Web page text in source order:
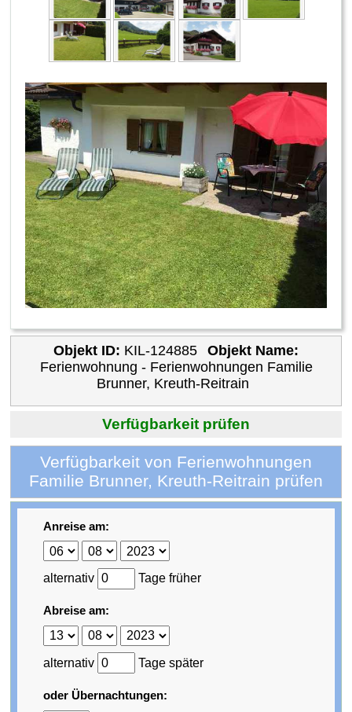
Objekt ID: KIL-124885
Objekt Name:
Ferienwohnung - Ferienwohnungen Familie
Brunner, Kreuth-Reitrain
Verfügbarkeit prüfen
Verfügbarkeit von Ferienwohnungen
Familie Brunner, Kreuth-Reitrain prüfen
Anreise am:
alternativ Tage früher
Abreise am:
alternativ Tage später
oder Übernachtungen: